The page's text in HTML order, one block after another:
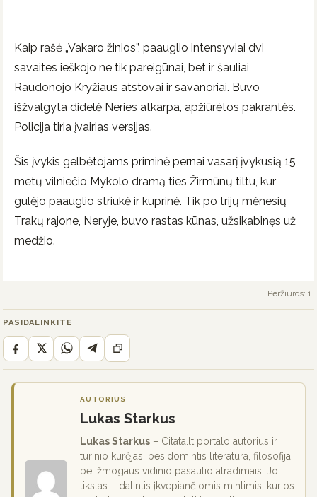
Kaip rašė „Vakaro žinios”, paauglio intensyviai dvi
savaites ieškojo ne tik pareigūnai, bet ir šauliai,
Raudonojo Kryžiaus atstovai ir savanoriai. Buvo
išžvalgyta didelė Neries atkarpa, apžiūrėtos pakrantės.
Policija tiria įvairias versijas.
Šis įvykis gelbėtojams priminė pernai vasarį įvykusią 15
metų vilniečio Mykolo dramą ties Žirmūnų tiltu, kur
gulėjo paauglio striukė ir kuprinė. Tik po trijų mėnesių
Trakų rajone, Neryje, buvo rastas kūnas, užsikabinęs už
medžio.
Peržiūros: 1
PASIDALINKITE
AUTORIUS
Lukas Starkus
Lukas Starkus – Citata.lt portalo autorius ir
turinio kūrėjas, besidomintis literatūra, filosofija
bei žmogaus vidinio pasaulio atradimais. Jo
tikslas – dalintis įkvepiančiomis mintimis, kurios